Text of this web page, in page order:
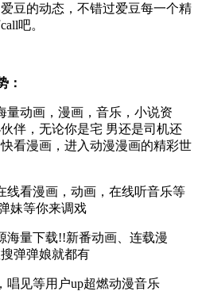
豆的动态，不错过爱豆每一个精
吧。
：
量动画，漫画，音乐，小说资
伴，无论你是宅 男还是司机还
看漫画，进入动漫漫画的精彩世
线看漫画，动画，在线听音乐等
妹等你来调戏
海量下载!!新番动画、连载漫
弹弹娘就都有
唱见等用户up超燃动漫音乐